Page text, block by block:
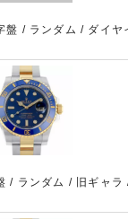
盤 / ランダム / ダイヤ
/ ランダム / 旧ギャラ